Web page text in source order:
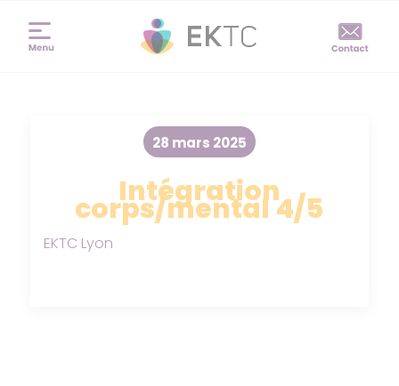
Intégration
corps/mental 4/5
28 mars 2025
EKTC Lyon